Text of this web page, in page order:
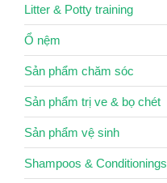
Litter & Potty training
Ổ nệm
Sản phẩm chăm sóc
Sản phẩm trị ve & bọ chét
Sản phẩm vệ sinh
Shampoos & Conditionings